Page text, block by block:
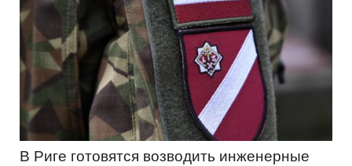
В Риге готовятся возводить инженерные